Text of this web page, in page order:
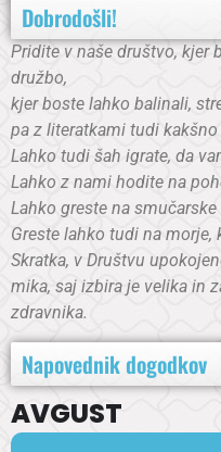
Dobrodošli!
Pridite v naše društvo, kjer
družbo,
kjer boste lahko balinali,
pa z literatkami tudi
Lahko tudi šah igrate, da
Lahko z nami hodite na
Lahko greste na
Greste lahko tudi na
Skratka, v Društvu
mika, saj izbira je velika in
zdravnika.
Napovednik dogodkov
AVGUST